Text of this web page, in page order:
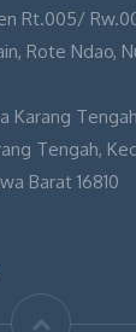
Rt.005/
Rote Ndao,
Karang
Tengah,
Barat 16810